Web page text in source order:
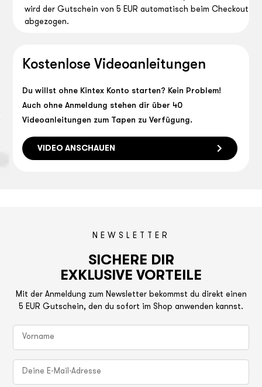
wird der Gutschein von 5 EUR automatisch beim Checkout
abgezogen.
Kostenlose Videoanleitungen
Du willst ohne Kintex Konto starten? Kein Problem!
Auch ohne Anmeldung stehen dir über 40
Videoanleitungen zum Tapen zu Verfügung.
VIDEO ANSCHAUEN
NEWSLETTER
SICHERE DIR
EXKLUSIVE VORTEILE
Mit der Anmeldung zum Newsletter bekommst du direkt einen
5 EUR Gutschein, den du sofort im Shop anwenden kannst.